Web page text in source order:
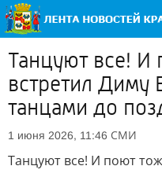
Танцуют все! И
встретил Диму
танцами до
1 июня 2026, 11:46 СМИ
Танцуют все! И поют